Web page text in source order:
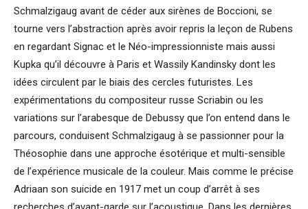
Schmalzigaug avant de céder aux sirènes de Boccioni, se
tourne vers l’abstraction après avoir repris la leçon de Rubens
en regardant Signac et le Néo-impressionniste mais aussi
Kupka qu’il découvre à Paris et Wassily Kandinsky dont les
idées circulent par le biais des cercles futuristes. Les
expérimentations du compositeur russe Scriabin ou les
variations sur l’arabesque de Debussy que l’on entend dans le
parcours, conduisent Schmalzigaug à se passionner pour la
Théosophie dans une approche ésotérique et multi-sensible
de l’expérience musicale de la couleur. Mais comme le précise
Adriaan son suicide en 1917 met un coup d’arrêt à ses